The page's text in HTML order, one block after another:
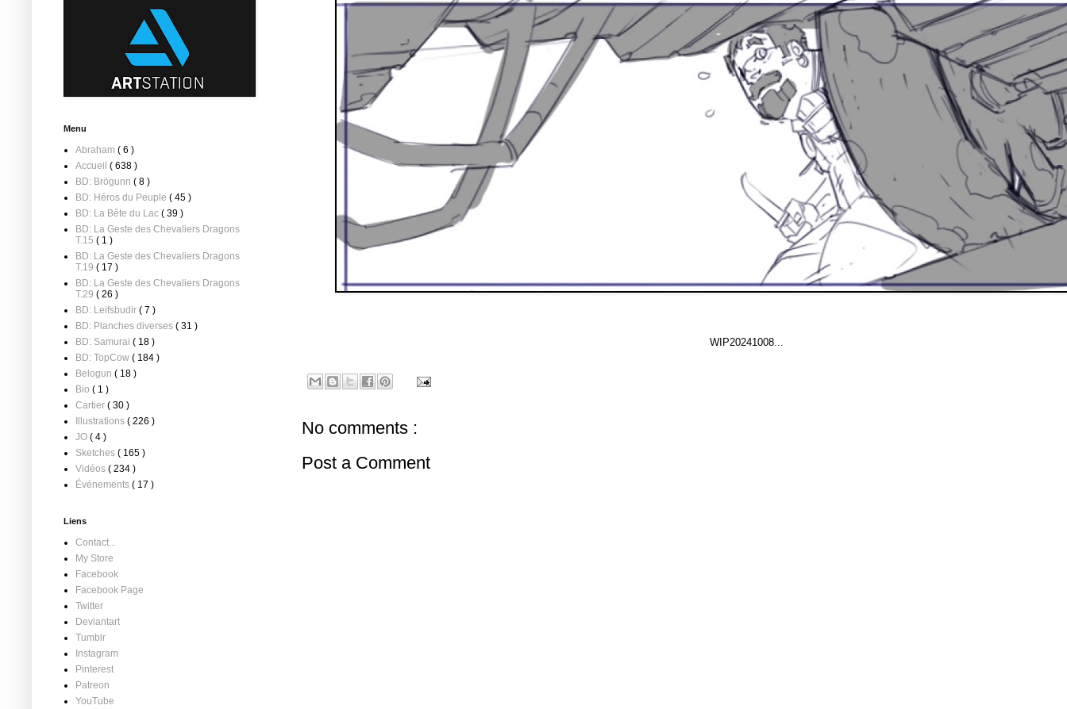
WIP20241008...
No comments :
Post a Comment
Menu
Abraham ( 6 )
Accueil ( 638 )
BD: Brögunn ( 8 )
BD: Héros du Peuple ( 45 )
BD: La Bête du Lac ( 39 )
BD: La Geste des Chevaliers Dragons
T.15 ( 1 )
BD: La Geste des Chevaliers Dragons
T.19 ( 17 )
BD: La Geste des Chevaliers Dragons
T.29 ( 26 )
BD: Leifsbudir ( 7 )
BD: Planches diverses ( 31 )
BD: Samurai ( 18 )
BD: TopCow ( 184 )
Belogun ( 18 )
Bio ( 1 )
Cartier ( 30 )
Illustrations ( 226 )
JO ( 4 )
Sketches ( 165 )
Vidéos ( 234 )
Événements ( 17 )
Liens
Contact...
My Store
Facebook
Facebook Page
Twitter
Deviantart
Tumblr
Instagram
Pinterest
Patreon
YouTube